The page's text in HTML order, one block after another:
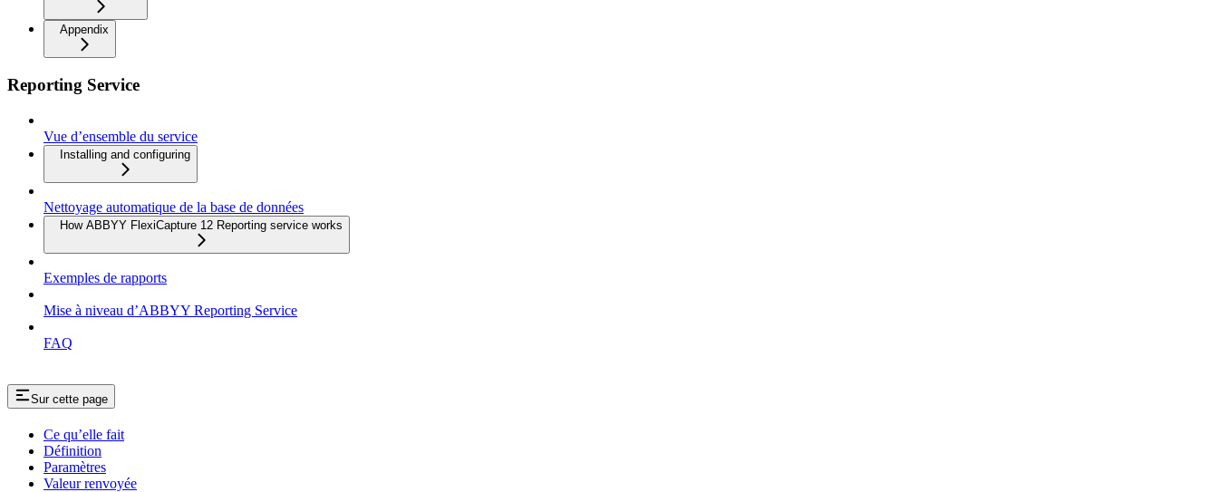
Appendix
Reporting Service
Vue d’ensemble du service
Installing and configuring
Nettoyage automatique de la base de données
How ABBYY FlexiCapture 12 Reporting service works
Exemples de rapports
Mise à niveau d’ABBYY Reporting Service
FAQ
Sur cette page
Ce qu’elle fait
Définition
Paramètres
Valeur renvoyée